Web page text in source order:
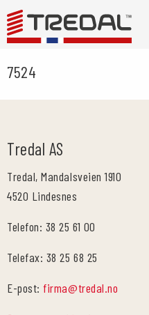
7524
Tredal AS
Tredal, Mandalsveien 1910
4520 Lindesnes
Telefon: 38 25 61 00
Telefax: 38 25 68 25
E-post:firma@tredal.no